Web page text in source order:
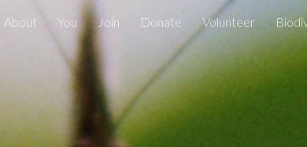
Skip to navigation
About You Join Donate Volunteer